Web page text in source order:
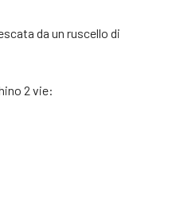
da un ruscello di
2 vie: